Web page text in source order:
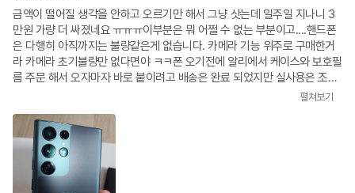
금액이 떨어질 생각을 안하고 오르기만 해서 그냥 삿는데 일주일 지나니 3
만원 가량 더 싸졌네요 ㅠㅠㅠ이부분은 뭐 어쩔 수 없는 부분이고....핸드폰
은 다행히 아직까지는 불량같은게 없습니다. 카메라 기능 위주로 구매한거
라 카메라 초기불량만 없다면야 ㅋㅋ폰 오기전에 알리에서 케이스와 보호필
름 주문 해서 오자마자 바로 붙이려고 배송은 완료 되었지만 실사용은 조금
늦어졌습니다...;;고가제품이라 이번엔 문앞 이 아닌 직접 수령이라고 했는
님의 상품명 ; 블랙박스 s22 ㅋㅋㅋㅋㅋ 쎈스 덕분에 무사히 잘 받았습니다.
색상도 제가 신청한 그린 색상이고 너무 좋아용~~
펼쳐보기